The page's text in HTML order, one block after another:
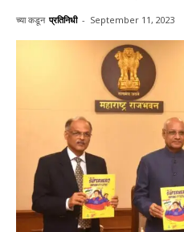
च्या कडून प्रतिनिधी - September 11, 2023